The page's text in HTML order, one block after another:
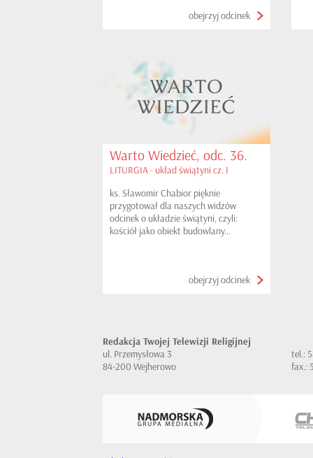
obejrzyj odcinek
Warto Wiedzieć, odc. 36.
LITURGIA - układ świątyni cz. I
ks. Sławomir Chabior pięknie
przygotował dla naszych widzów
odcinek o układzie świątyni, czyli:
kościół jako obiekt budowlany...
obejrzyj odcinek
Redakcja Twojej Telewizji Religijnej
ul. Przemysłowa 3
84-200 Wejherowo
tel.:
fax.: